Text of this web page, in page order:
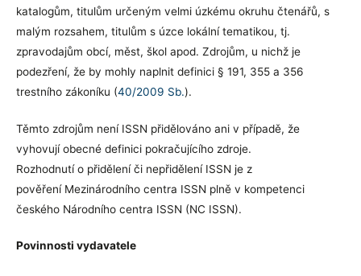
katalogům, titulům určeným velmi úzkému okruhu čtenářů, s
malým rozsahem, titulům s úzce lokální tematikou, tj.
zpravodajům obcí, měst, škol apod. Zdrojům, u nichž je
podezření, že by mohly naplnit definici § 191, 355 a 356
trestního zákoníku (40/2009 Sb.).
Těmto zdrojům není ISSN přidělováno ani v případě, že
vyhovují obecné definici pokračujícího zdroje.
Rozhodnutí o přidělení či nepřidělení ISSN je z
pověření Mezinárodního centra ISSN plně v kompetenci
českého Národního centra ISSN (NC ISSN).
Povinnosti vydavatele